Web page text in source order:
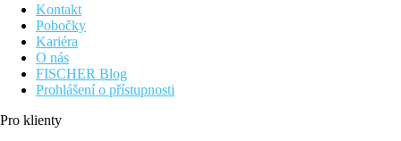
Kontakt
Pobočky
Kariéra
O nás
FISCHER Blog
Prohlášení o přístupnosti
Pro klienty